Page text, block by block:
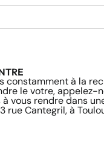
constamment à la
le votre, appelez-
à vous rendre dans
rue Cantegril, à